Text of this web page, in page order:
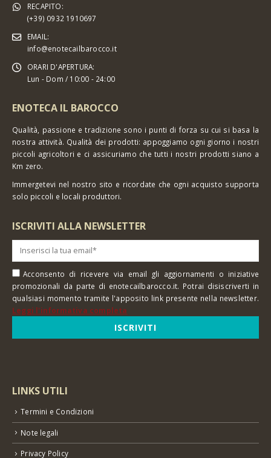
RECAPITO:
(+39) 0932 1910697
EMAIL:
info@enotecailbarocco.it
ORARI D'APERTURA:
Lun - Dom / 10:00 - 24:00
ENOTECA IL BAROCCO
Qualità, passione e tradizione sono i punti di forza su cui si basa la
nostra attività. Qualità dei prodotti: appoggiamo ogni giorno i nostri
piccoli agricoltori e ci assicuriamo che tutti i nostri prodotti siano a
Km zero.
Immergetevi nel nostro sito e ricordate che ogni acquisto supporta
solo piccoli e locali produttori.
ISCRIVITI ALLA NEWSLETTER
Acconsento di ricevere via email gli aggiornamenti o iniziative
promozionali da parte di enotecailbarocco.it. Potrai disiscriverti in
qualsiasi momento tramite l'apposito link presente nella newsletter.
Leggi l'informativa completa
LINKS UTILI
Termini e Condizioni
Note legali
Privacy Policy